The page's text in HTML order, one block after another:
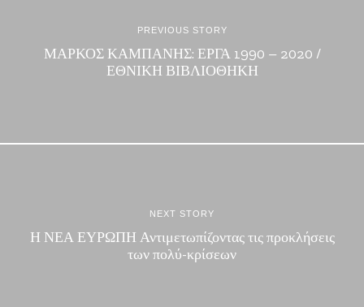
PREVIOUS STORY
ΜΑΡΚΟΣ ΚΑΜΠΑΝΗΣ: ΕΡΓΑ 1990 – 2020 /
ΕΘΝΙΚΗ ΒΙΒΛΙΟΘΗΚΗ
NEXT STORY
Η ΝΕΑ ΕΥΡΩΠΗ Αντιμετωπίζοντας τις προκλήσεις
των πολύ-κρίσεων